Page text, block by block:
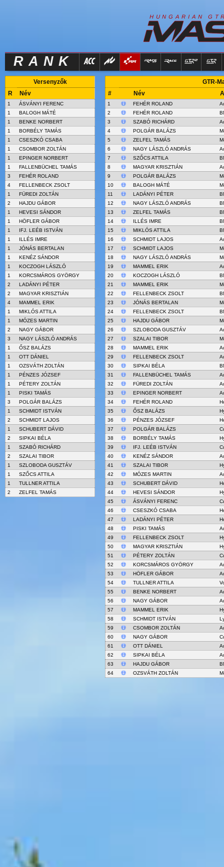
H U N G A R I A N G T
RANK
Versenyzők
R
Név
1
ÁSVÁNYI FERENC
1
BALOGH MÁTÉ
1
BENKE NORBERT
1
BORBÉLY TAMÁS
1
CSESZKÓ CSABA
1
CSOMBOR ZOLTÁN
1
EPINGER NORBERT
1
FALLENBÜCHEL TAMÁS
3
FEHÉR ROLAND
4
FELLENBECK ZSOLT
1
FÜREDI ZOLTÁN
2
HAJDU GÁBOR
1
HEVESI SÁNDOR
1
HÖFLER GÁBOR
1
IFJ. LEÉB ISTVÁN
1
ILLÉS IMRE
1
JÓNÁS BERTALAN
1
KENÉZ SÁNDOR
1
KOCZOGH LÁSZLÓ
1
KORCSMÁROS GYÖRGY
2
LADÁNYI PÉTER
2
MAGYAR KRISZTIÁN
4
MAMMEL ERIK
1
MIKLÓS ATTILA
1
MÓZES MARTIN
2
NAGY GÁBOR
3
NAGY LÁSZLÓ ANDRÁS
1
ŐSZ BALÁZS
1
OTT DÁNIEL
1
OZSVÁTH ZOLTÁN
1
PÉNZES JÓZSEF
1
PÉTERY ZOLTÁN
1
PISKI TAMÁS
3
POLGÁR BALÁZS
1
SCHMIDT ISTVÁN
2
SCHMIDT LAJOS
1
SCHUBERT DÁVID
2
SIPKAI BÉLA
1
SZABÓ RICHÁRD
2
SZALAI TIBOR
1
SZLOBODA GUSZTÁV
1
SZŐCS ATTILA
1
TULLNER ATTILA
2
ZELFEL TAMÁS
GTR-
#
Név
1 FEHÉR ROLAND
2
FEHÉR ROLAND
3
SZABÓ RICHÁRD
4
POLGÁR BALÁZS
5
ZELFEL TAMÁS
6
NAGY LÁSZLÓ ANDRÁS
7
SZŐCS ATTILA
8
MAGYAR KRISZTIÁN
9
POLGÁR BALÁZS
10
BALOGH MÁTÉ
11
LADÁNYI PÉTER
12
NAGY LÁSZLÓ ANDRÁS
13
ZELFEL TAMÁS
14
ILLÉS IMRE
15
MIKLÓS ATTILA
16
SCHMIDT LAJOS
17
SCHMIDT LAJOS
18
NAGY LÁSZLÓ ANDRÁS
19
MAMMEL ERIK
20
KOCZOGH LÁSZLÓ
21
MAMMEL ERIK
22
FELLENBECK ZSOLT
23
JÓNÁS BERTALAN
24
FELLENBECK ZSOLT
25
HAJDU GÁBOR
26
SZLOBODA GUSZTÁV
27
SZALAI TIBOR
28
MAMMEL ERIK
29
FELLENBECK ZSOLT
30
SIPKAI BÉLA
31
FALLENBÜCHEL TAMÁS
32
FÜREDI ZOLTÁN
33
EPINGER NORBERT
34
FEHÉR ROLAND
35
ŐSZ BALÁZS
36
PÉNZES JÓZSEF
37
POLGÁR BALÁZS
38
BORBÉLY TAMÁS
39
IFJ. LEÉB ISTVÁN
40
KENÉZ SÁNDOR
41
SZALAI TIBOR
42
MÓZES MARTIN
43
SCHUBERT DÁVID
44
HEVESI SÁNDOR
45
ÁSVÁNYI FERENC
46
CSESZKÓ CSABA
47
LADÁNYI PÉTER
48
PISKI TAMÁS
49
FELLENBECK ZSOLT
50
MAGYAR KRISZTIÁN
51
PÉTERY ZOLTÁN
52
KORCSMÁROS GYÖRGY
53
HÖFLER GÁBOR
54
TULLNER ATTILA
55
BENKE NORBERT
56
NAGY GÁBOR
57
MAMMEL ERIK
58
SCHMIDT ISTVÁN
59
CSOMBOR ZOLTÁN
60
NAGY GÁBOR
61
OTT DÁNIEL
62
SIPKAI BÉLA
63
HAJDU GÁBOR
64
OZSVÁTH ZOLTÁN